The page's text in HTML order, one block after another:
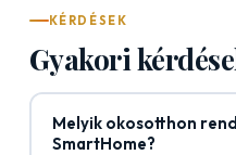
KÉRDÉSEK
Gyakori
Melyik okosotthon
SmartHome?